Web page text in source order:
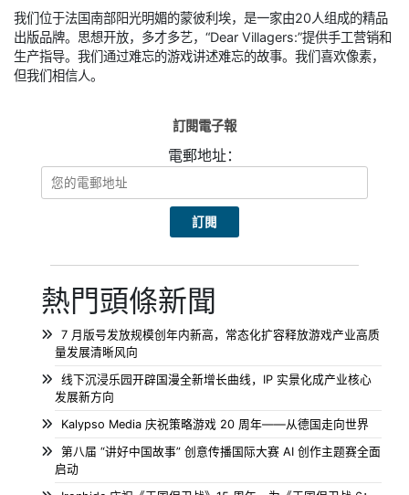
我们位于法国南部阳光明媚的蒙彼利埃，是一家由20人组成的精品
出版品牌。思想开放，多才多艺，“Dear Villagers:”提供手工营销和
生产指导。我们通过难忘的游戏讲述难忘的故事。我们喜欢像素，
但我们相信人。
訂閱電子報
電郵地址：
熱門頭條新聞
7 月版号发放规模创年内新高，常态化扩容释放游戏产业高质
量发展清晰风向
线下沉浸乐园开辟国漫全新增长曲线，IP 实景化成产业核心
发展新方向
Kalypso Media 庆祝策略游戏 20 周年——从德国走向世界
第八届 “讲好中国故事” 创意传播国际大赛 AI 创作主题赛全面
启动